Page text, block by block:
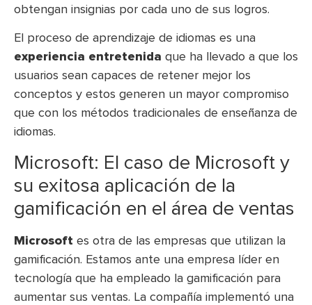
obtengan insignias por cada uno de sus logros.
El proceso de aprendizaje de idiomas es una
experiencia entretenida que ha llevado a que los
usuarios sean capaces de retener mejor los
conceptos y estos generen un mayor compromiso
que con los métodos tradicionales de enseñanza de
idiomas.
Microsoft: El caso de Microsoft y
su exitosa aplicación de la
gamificación en el área de ventas
Microsoft es otra de las empresas que utilizan la
gamificación. Estamos ante una empresa líder en
tecnología que ha empleado la gamificación para
aumentar sus ventas. La compañía implementó una